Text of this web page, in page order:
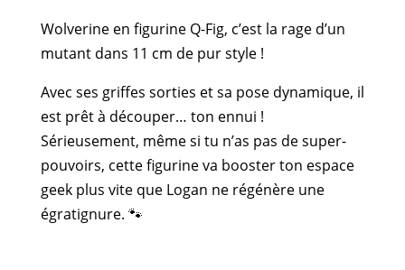
Wolverine en figurine Q-Fig, c’est la rage d’un
mutant dans 11 cm de pur style !
Avec ses griffes sorties et sa pose dynamique, il
est prêt à découper… ton ennui !
Sérieusement, même si tu n’as pas de super-
pouvoirs, cette figurine va booster ton espace
geek plus vite que Logan ne régénère une
égratignure. 🐾